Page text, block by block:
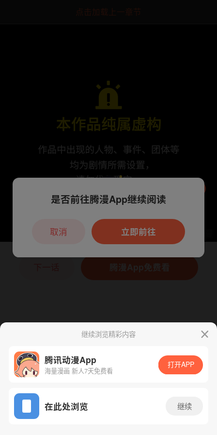
点击加载上一章节
App免费看
腾漫App免费看
继续浏览精彩内容
腾讯动漫App
海量漫画 新人7天免费看
打开APP
在此处浏览 继续
本章节仅支持App阅读，可打开App新用
户7天免费看
是否前往腾漫App继续阅读
立即前往
取消